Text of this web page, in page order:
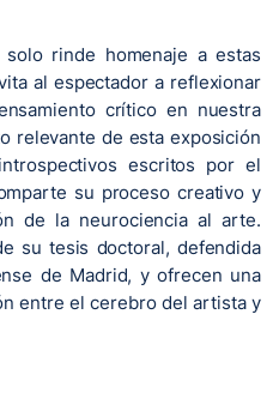
solo rinde homenaje a estas
al espectador a reflexionar
crítico en nuestra
relevante de esta exposición
escritos por el
su proceso creativo y
de la neurociencia al arte.
su tesis doctoral, defendida
de Madrid, y ofrecen una
entre el cerebro del artista y